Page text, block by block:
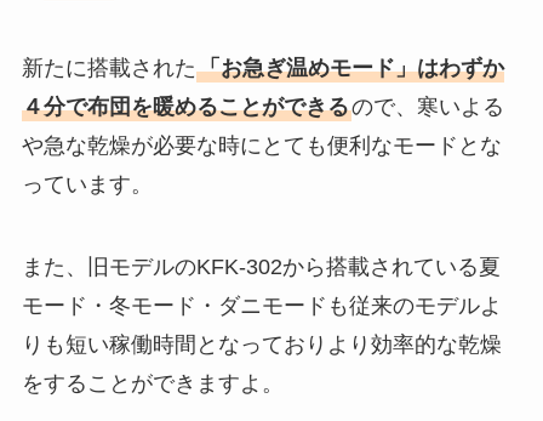
新たに搭載された「お急ぎ温めモード」はわずか
４分で布団を暖めることができるので、寒いよる
や急な乾燥が必要な時にとても便利なモードとな
っています。
また、旧モデルのKFK-302から搭載されている夏
モード・冬モード・ダニモードも従来のモデルよ
りも短い稼働時間となっておりより効率的な乾燥
をすることができますよ。